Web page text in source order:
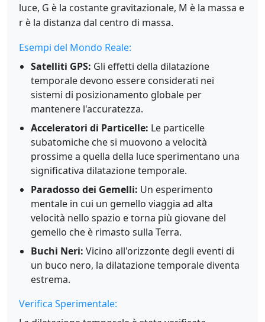
luce, G è la costante gravitazionale, M è la massa e
r è la distanza dal centro di massa.
Esempi del Mondo Reale:
Satelliti GPS: Gli effetti della dilatazione
temporale devono essere considerati nei
sistemi di posizionamento globale per
mantenere l'accuratezza.
Acceleratori di Particelle: Le particelle
subatomiche che si muovono a velocità
prossime a quella della luce sperimentano una
significativa dilatazione temporale.
Paradosso dei Gemelli: Un esperimento
mentale in cui un gemello viaggia ad alta
velocità nello spazio e torna più giovane del
gemello che è rimasto sulla Terra.
Buchi Neri: Vicino all'orizzonte degli eventi di
un buco nero, la dilatazione temporale diventa
estrema.
Verifica Sperimentale: